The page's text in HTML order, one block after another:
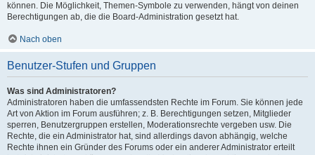
können. Die Möglichkeit, Themen-Symbole zu verwenden, hängt von deinen
Berechtigungen ab, die die Board-Administration gesetzt hat.
Nach oben
Benutzer-Stufen und Gruppen
Was sind Administratoren?
Administratoren haben die umfassendsten Rechte im Forum. Sie können jede
Art von Aktion im Forum ausführen; z. B. Berechtigungen setzen, Mitglieder
sperren, Benutzergruppen erstellen, Moderationsrechte vergeben usw. Die
Rechte, die ein Administrator hat, sind allerdings davon abhängig, welche
Rechte ihnen ein Gründer des Forums oder ein anderer Administrator erteilt